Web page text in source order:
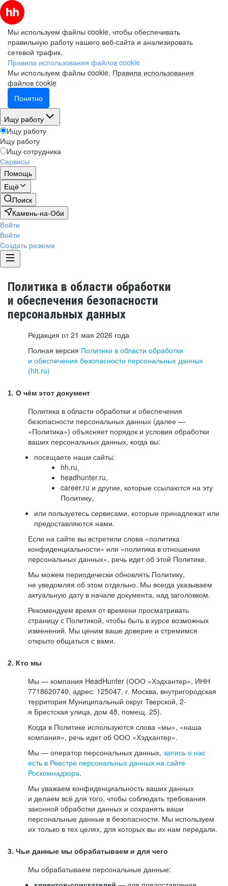
Мы используем файлы cookie, чтобы обеспечивать
правильную работу нашего веб-сайта и анализировать
сетевой трафик.
Правила использования файлов cookie
Мы используем файлы cookie. Правила использования
файлов cookie
Понятно
Ищу работу
Ищу работу
Ищу работу
Ищу сотрудника
Сервисы
Помощь
Ещё
Поиск
Камень-на-Оби
Войти
Войти
Создать резюме
Политика в области обработки
и обеспечения безопасности
персональных данных
Редакция от 21 мая 2026 года
Полная версия Политики в области обработки
и обеспечения безопасности персональных данных
(hh.ru)
1. О чём этот документ
Политика в области обработки и обеспечения
безопасности персональных данных (далее —
«Политика») объясняет порядок и условия обработки
ваших персональных данных, когда вы:
посещаете наши сайты:
hh.ru,
headhunter.ru,
career.ru и другие, которые ссылаются на эту
Политику,
или пользуетесь сервисами, которые принадлежат или
предоставляются нами.
Если на сайте вы встретили слова «политика
конфиденциальности» или «политика в отношении
персональных данных», речь идет об этой Политике.
Мы можем периодически обновлять Политику,
не уведомляя об этом отдельно. Мы всегда указываем
актуальную дату в начале документа, над заголовком.
Рекомендуем время от времени просматривать
страницу с Политикой, чтобы быть в курсе возможных
изменений. Мы ценим ваше доверие и стремимся
открыто общаться с вами.
2. Кто мы
Мы — компания HeadHunter (ООО «Хэдхантер», ИНН
7718620740, адрес: 125047, г. Москва, внутригородская
территория Муниципальный округ Тверской, 2-
я Брестская улица, дом 48, помещ. 25).
Когда в Политике используются слова «мы», «наша
компания», речь идет об ООО «Хэдхантер».
Мы — оператор персональных данных, запись о нас
есть в Реестре персональных данных на сайте
Роскомнадзора.
Мы уважаем конфиденциальность ваших данных
и делаем всё для того, чтобы соблюдать требования
законной обработки данных и сохранять ваши
персональные данные в безопасности. Мы используем
их только в тех целях, для которых вы их нам передали.
3. Чьи данные мы обрабатываем и для чего
Мы обрабатываем персональные данные: